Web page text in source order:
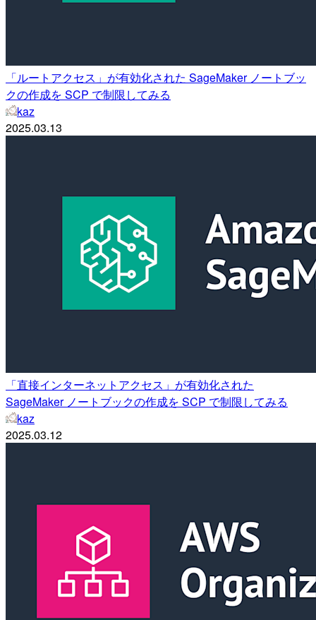
「ルートアクセス」が有効化された SageMaker ノートブッ
クの作成を SCP で制限してみる
kaz
2025.03.13
「直接インターネットアクセス」が有効化された
SageMaker ノートブックの作成を SCP で制限してみる
kaz
2025.03.12